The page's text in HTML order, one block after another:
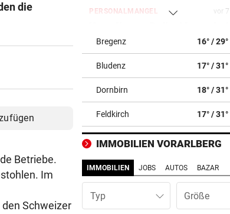
die
Betriebe.
Im
Schweizer
PERSONALMANGEL vor
Hilfe von außen
BEI POLEN-CHALLENGER vor 8
Nervenstarker Schwärzler
ins Halbfinale ein
vor
Stiefvater wegen Gewalt an
Ziehtochter vor Gericht
BREGENZER FESTSPIELE vor
Eine wunderbare Reise mit
Sofie von Otter
Bregenz 16° / 29°
Bludenz 17° / 31°
Dornbirn 18° / 31°
Feldkirch 17° / 31°
IMMOBILIEN VORARLBERG
IMMOBILIEN JOBS AUTOS BAZAR
Typ